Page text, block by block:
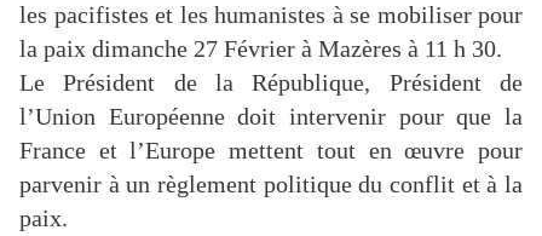
les pacifistes et les humanistes à se mobiliser pour
la paix dimanche 27 Février à Mazères à 11 h 30.
Le Président de la République, Président de
l’Union Européenne doit intervenir pour que la
France et l’Europe mettent tout en œuvre pour
parvenir à un règlement politique du conflit et à la
paix.